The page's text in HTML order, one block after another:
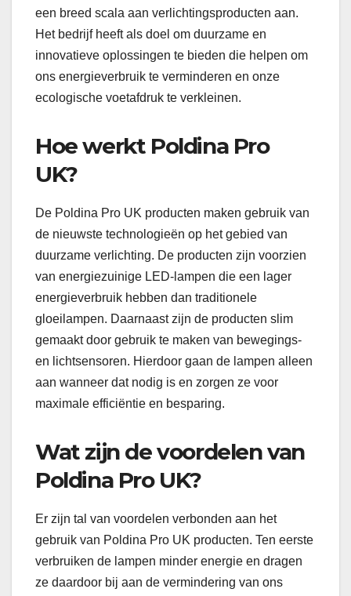
een breed scala aan verlichtingsproducten aan.
Het bedrijf heeft als doel om duurzame en
innovatieve oplossingen te bieden die helpen om
ons energieverbruik te verminderen en onze
ecologische voetafdruk te verkleinen.
Hoe werkt Poldina Pro
UK?
De Poldina Pro UK producten maken gebruik van
de nieuwste technologieën op het gebied van
duurzame verlichting. De producten zijn voorzien
van energiezuinige LED-lampen die een lager
energieverbruik hebben dan traditionele
gloeilampen. Daarnaast zijn de producten slim
gemaakt door gebruik te maken van bewegings-
en lichtsensoren. Hierdoor gaan de lampen alleen
aan wanneer dat nodig is en zorgen ze voor
maximale efficiëntie en besparing.
Wat zijn de voordelen van
Poldina Pro UK?
Er zijn tal van voordelen verbonden aan het
gebruik van Poldina Pro UK producten. Ten eerste
verbruiken de lampen minder energie en dragen
ze daardoor bij aan de vermindering van ons